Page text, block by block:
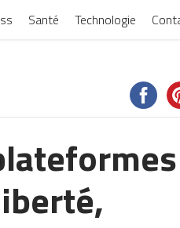
Santé Technologie